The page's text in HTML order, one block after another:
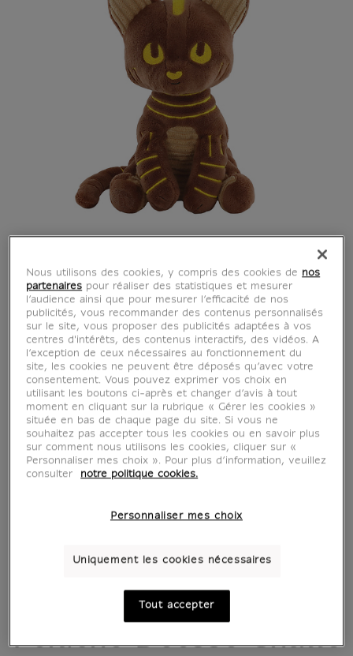
Peluche Déesse Chatte
Nous utilisons des cookies, y compris des cookies de nos
partenaires pour réaliser des statistiques et mesurer
l’audience ainsi que pour mesurer l’efficacité de nos
publicités, vous recommander des contenus personnalisés
sur le site, vous proposer des publicités adaptées à vos
centres d'intérêts, des contenus interactifs, des vidéos. A
l’exception de ceux nécessaires au fonctionnement du
site, les cookies ne peuvent être déposés qu’avec votre
consentement. Vous pouvez exprimer vos choix en
utilisant les boutons ci-après et changer d’avis à tout
moment en cliquant sur la rubrique « Gérer les cookies »
située en bas de chaque page du site. Si vous ne
souhaitez pas accepter tous les cookies ou en savoir plus
sur comment nous utilisons les cookies, cliquer sur «
Personnaliser mes choix ». Pour plus d’information, veuillez
consulter
notre politique cookies.
Personnaliser mes choix
Uniquement les cookies nécessaires
Tout accepter